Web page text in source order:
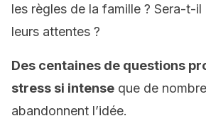
les règles de la famille ? Sera-t-il
leurs attentes ?
Des centaines de questions
stress si intense que de
abandonnent l’idée.